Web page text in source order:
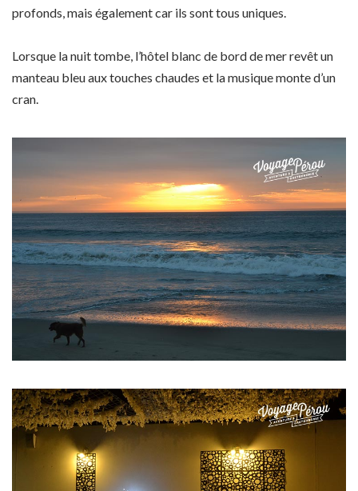
profonds, mais également car ils sont tous uniques.
Lorsque la nuit tombe, l’hôtel blanc de bord de mer revêt un
manteau bleu aux touches chaudes et la musique monte d’un
cran.